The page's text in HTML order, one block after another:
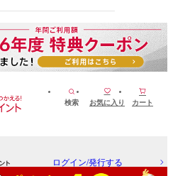
検索 お気に入り カート
ログイン/発行する